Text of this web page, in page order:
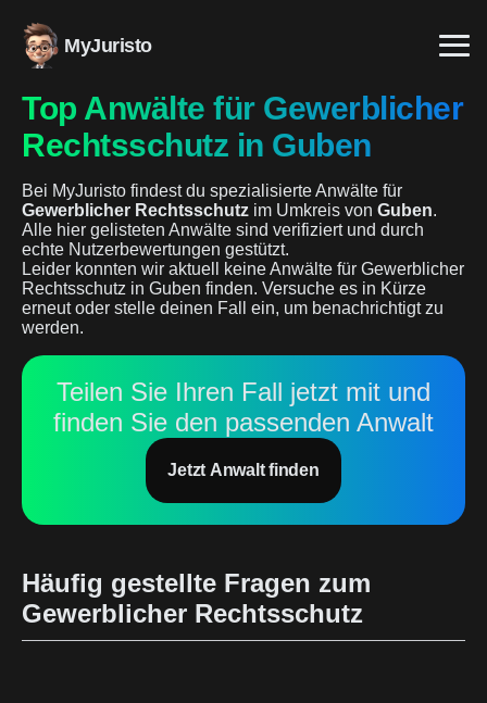
MyJuristo
Top Anwälte für Gewerblicher
Rechtsschutz in Guben
Bei MyJuristo findest du spezialisierte Anwälte für
Gewerblicher Rechtsschutz im Umkreis von Guben.
Alle hier gelisteten Anwälte sind verifiziert und durch
echte Nutzerbewertungen gestützt.
Leider konnten wir aktuell keine Anwälte für Gewerblicher
Rechtsschutz in Guben finden. Versuche es in Kürze
erneut oder stelle deinen Fall ein, um benachrichtigt zu
werden.
Teilen Sie Ihren Fall jetzt mit und
finden Sie den passenden Anwalt
Jetzt Anwalt finden
Häufig gestellte Fragen zum
Gewerblicher Rechtsschutz